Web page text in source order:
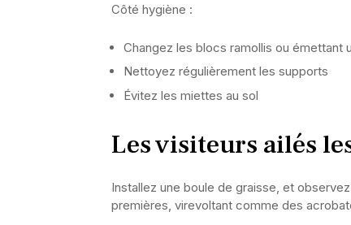
Côté hygiène :
Changez les blocs ramollis ou émettant
Nettoyez régulièrement les supports
Évitez les miettes au sol
Les visiteurs ailés
Installez une boule de graisse, et
premières, virevoltant comme des